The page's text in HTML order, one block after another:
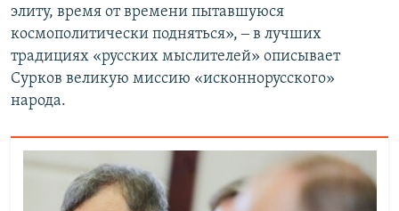
элиту, время от времени пытавшуюся
космополитически подняться», ‒ в лучших
традициях «русских мыслителей» описывает
Сурков великую миссию «исконнорусского»
народа.